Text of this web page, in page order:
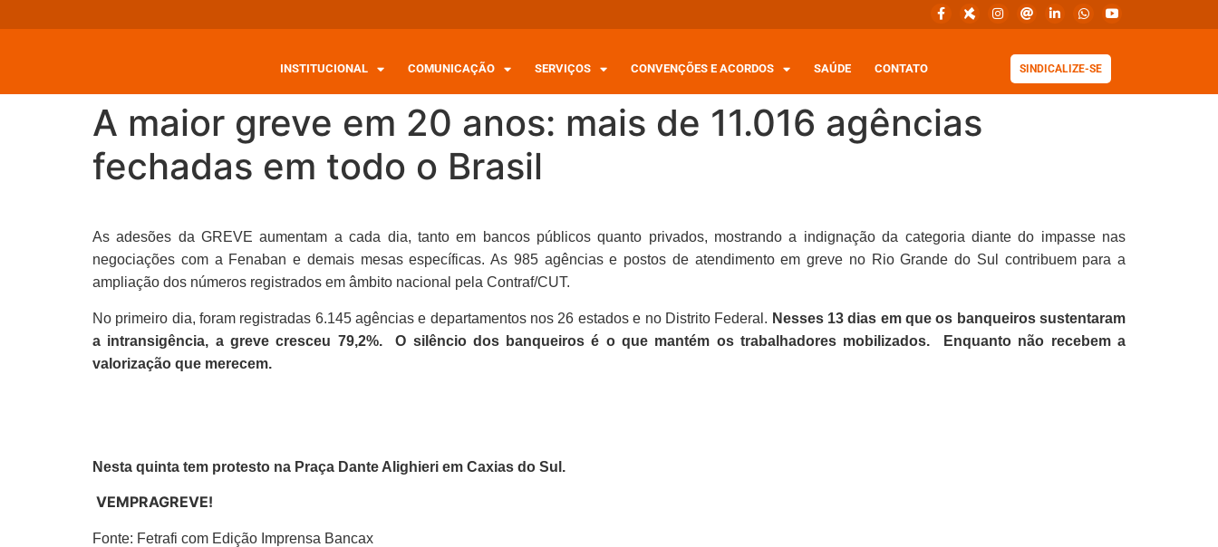
INSTITUCIONAL COMUNICAÇÃO SERVIÇOS CONVENÇÕES E ACORDOS SAÚDE CONTATO SINDICALIZE-SE
A maior greve em 20 anos: mais de 11.016 agências
fechadas em todo o Brasil
As adesões da GREVE aumentam a cada dia, tanto em bancos públicos quanto privados, mostrando a indignação da categoria diante do impasse nas
negociações com a Fenaban e demais mesas específicas. As 985 agências e postos de atendimento em greve no Rio Grande do Sul contribuem para a
ampliação dos números registrados em âmbito nacional pela Contraf/CUT.
No primeiro dia, foram registradas 6.145 agências e departamentos nos 26 estados e no Distrito Federal. Nesses 13 dias em que os banqueiros sustentaram
a intransigência, a greve cresceu 79,2%. O silêncio dos banqueiros é o que mantém os trabalhadores mobilizados. Enquanto não recebem a
valorização que merecem.
Nesta quinta tem protesto na Praça Dante Alighieri em Caxias do Sul.
VEMPRAGREVE!
Fonte: Fetrafi com Edição Imprensa Bancax